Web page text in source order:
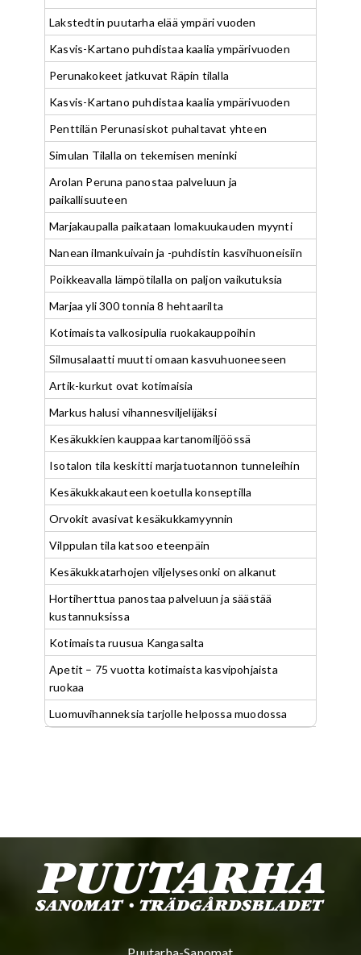
Lakstedtin puutarha elää ympäri vuoden
Kasvis-Kartano puhdistaa kaalia ympärivuoden
Perunakokeet jatkuvat Räpin tilalla
Kasvis-Kartano puhdistaa kaalia ympärivuoden
Penttilän Perunasiskot puhaltavat yhteen
Simulan Tilalla on tekemisen meninki
Arolan Peruna panostaa palveluun ja
paikallisuuteen
Marjakaupalla paikataan lomakuukauden myynti
Nanean ilmankuivain ja -puhdistin kasvihuoneisiin
Poikkeavalla lämpötilalla on paljon vaikutuksia
Marjaa yli 300 tonnia 8 hehtaarilta
Kotimaista valkosipulia ruokakauppoihin
Silmusalaatti muutti omaan kasvuhuoneeseen
Artik-kurkut ovat kotimaisia
Markus halusi vihannesviljelijäksi
Kesäkukkien kauppaa kartanomiljöössä
Isotalon tila keskitti marjatuotannon tunneleihin
Kesäkukkakauteen koetulla konseptilla
Orvokit avasivat kesäkukkamyynnin
Vilppulan tila katsoo eteenpäin
Kesäkukkatarhojen viljelysesonki on alkanut
Hortiherttua panostaa palveluun ja säästää
kustannuksissa
Kotimaista ruusua Kangasalta
Apetit – 75 vuotta kotimaista kasvipohjaista
ruokaa
Luomuvihanneksia tarjolle helpossa muodossa